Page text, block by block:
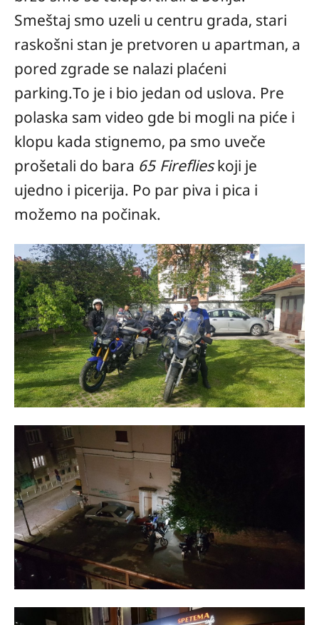
Smeštaj smo uzeli u centru grada, stari
raskošni stan je pretvoren u apartman, a
pored zgrade se nalazi plaćeni
parking.To je i bio jedan od uslova. Pre
polaska sam video gde bi mogli na piće i
klopu kada stignemo, pa smo uveče
prošetali do bara 65 Fireflieskoji je
ujedno i picerija. Po par piva i pica i
možemo na počinak.